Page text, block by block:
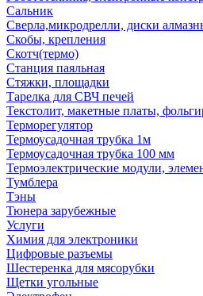
Сальник
Сверла,микродрелли, диски
Скобы, крепления
Скотч(термо)
Станция паяльная
Стяжки, площадки
Тарелка для СВЧ печей
Текстолит, макетные платы,
Терморегулятор
Термоусадочная трубка 1м
Термоусадочная трубка 100 мм
Термоэлектрические модули,
Тумблера
Тэны
Тюнера зарубежные
Услуги
Химия для электроники
Цифровые разъемы
Шестеренка для мясорубки
Щетки угольные